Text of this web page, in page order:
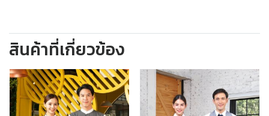
สินค้าที่เกี่ยวข้อง